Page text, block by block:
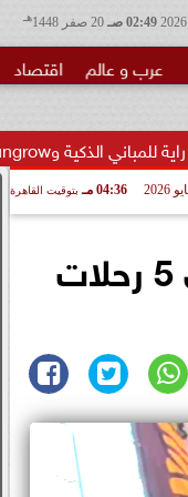
02:49 صـ هـ
عرب و عالم اقتصاد
04:36 مـ بتوقيت القاهرة
فرحة العمر تصل إلى المنتزه.. النائب رمضان بطيئة يهدي 5 رحلات